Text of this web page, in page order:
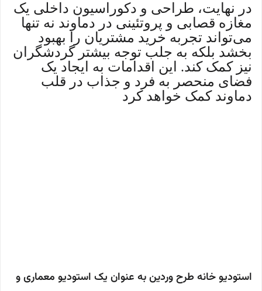
در نهایت، طراحی و دکوراسیون داخلی یک
مغازه قصابی و پروتئینی در دماوند نه تنها
می‌تواند تجربه خرید مشتریان را بهبود
بخشد بلکه به جلب توجه بیشتر گردشگران
نیز کمک کند. این اقدامات به ایجاد یک
فضای منحصر به فرد و جذاب در قلب
دماوند کمک خواهد کرد
استودیو خانه طرح وردین به عنوان یک استودیو معماری و